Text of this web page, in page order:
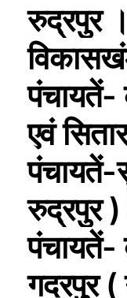
रुद्रपुर
पंचायतें-
एवं
पंचायतें-
रुद्रपुर )
पंचायतें-
गदरपुर (